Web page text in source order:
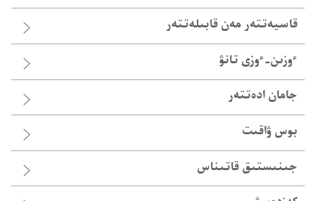
قاسيە‌تتە‌ر مە‌ن قابىلە‌تتە‌ر
ٴوزىن-‏ٴوزى تانۋ
جامان ادە‌تتە‌ر
بوس ۋاقىت
جىنىستىق قاتىناس